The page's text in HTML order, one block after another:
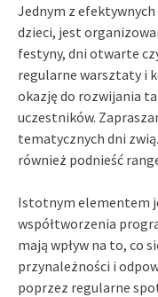
Jednym z
dzieci, jest
festyny, dni otwarte
regularne warsztaty i
okazję do rozwijania
uczestników.
tematycznych dni
również podnieść
Istotnym elementem
współtworzenia
mają wpływ na to, co
przynależności i
poprzez regularne